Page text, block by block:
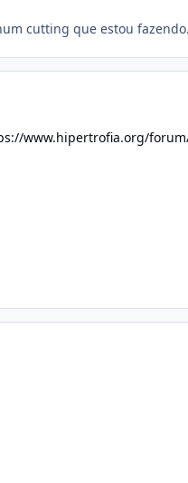
cutting que estou
www.hipertrofia.org/